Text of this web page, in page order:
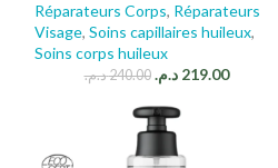
Réparateurs Corps, Réparateurs
Visage, Soins capillaires huileux,
Soins corps huileux
240.00د.م. 219.00 د.م.